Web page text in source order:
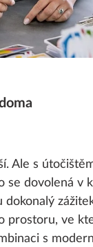
Ale s
se dovolená v
dokonalý
prostoru, ve
s